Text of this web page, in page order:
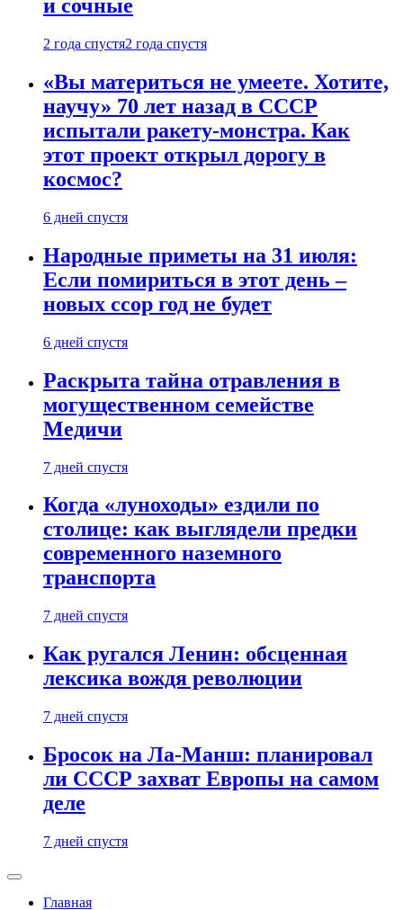
и сочные
2 года спустя2 года спустя
«Вы материться не умеете. Хотите,
научу» 70 лет назад в СССР
испытали ракету-монстра. Как
этот проект открыл дорогу в
космос?
6 дней спустя
Народные приметы на 31 июля:
Если помириться в этот день –
новых ссор год не будет
6 дней спустя
Раскрыта тайна отравления в
могущественном семействе
Медичи
7 дней спустя
Когда «луноходы» ездили по
столице: как выглядели предки
современного наземного
транспорта
7 дней спустя
Как ругался Ленин: обсценная
лексика вождя революции
7 дней спустя
Бросок на Ла-Манш: планировал
ли СССР захват Европы на самом
деле
7 дней спустя
Главная